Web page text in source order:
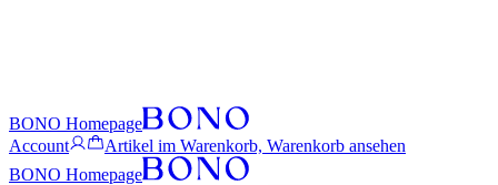
BONO Homepage
Account
Artikel im Warenkorb, Warenkorb ansehen
BONO Homepage